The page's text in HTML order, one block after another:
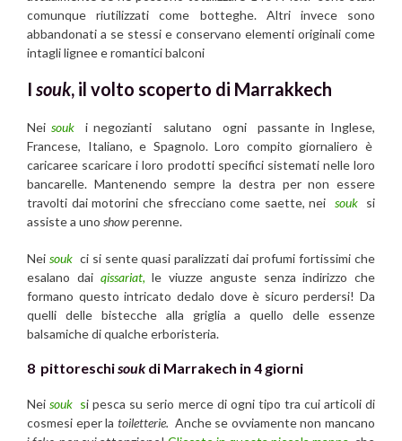
comunque riutilizzati come botteghe. Altri invece sono
abbandonati a se stessi e conservano elementi originali come
intagli lignee e romantici balconi
I souk, il volto scoperto di Marrakkech
Neisouk
i negozianti salutano ogni passante in Inglese,
Francese, Italiano, e Spagnolo. Loro compito giornaliero è
caricaree scaricare i loro prodotti specifici sistemati nelle loro
bancarelle. Mantenendo sempre la destra per non essere
travolti dai motorini che sfrecciano come saette, nei souk
si
assiste a uno showperenne.
Nei souk ci si sente quasi paralizzati dai profumi fortissimi che
esalano dai qissariat,le viuzze anguste senza indirizzo che
formano questo intricato dedalo dove è sicuro perdersi! Da
quelli delle bistecche alla griglia a quello delle essenze
balsamiche di qualche erboristeria.
8 pittoreschisoukdi Marrakech in 4 giorni
Neisouk si pesca su serio merce di ogni tipo tra cui articoli di
cosmesi eper la toiletterie. Anche se ovviamente non mancano